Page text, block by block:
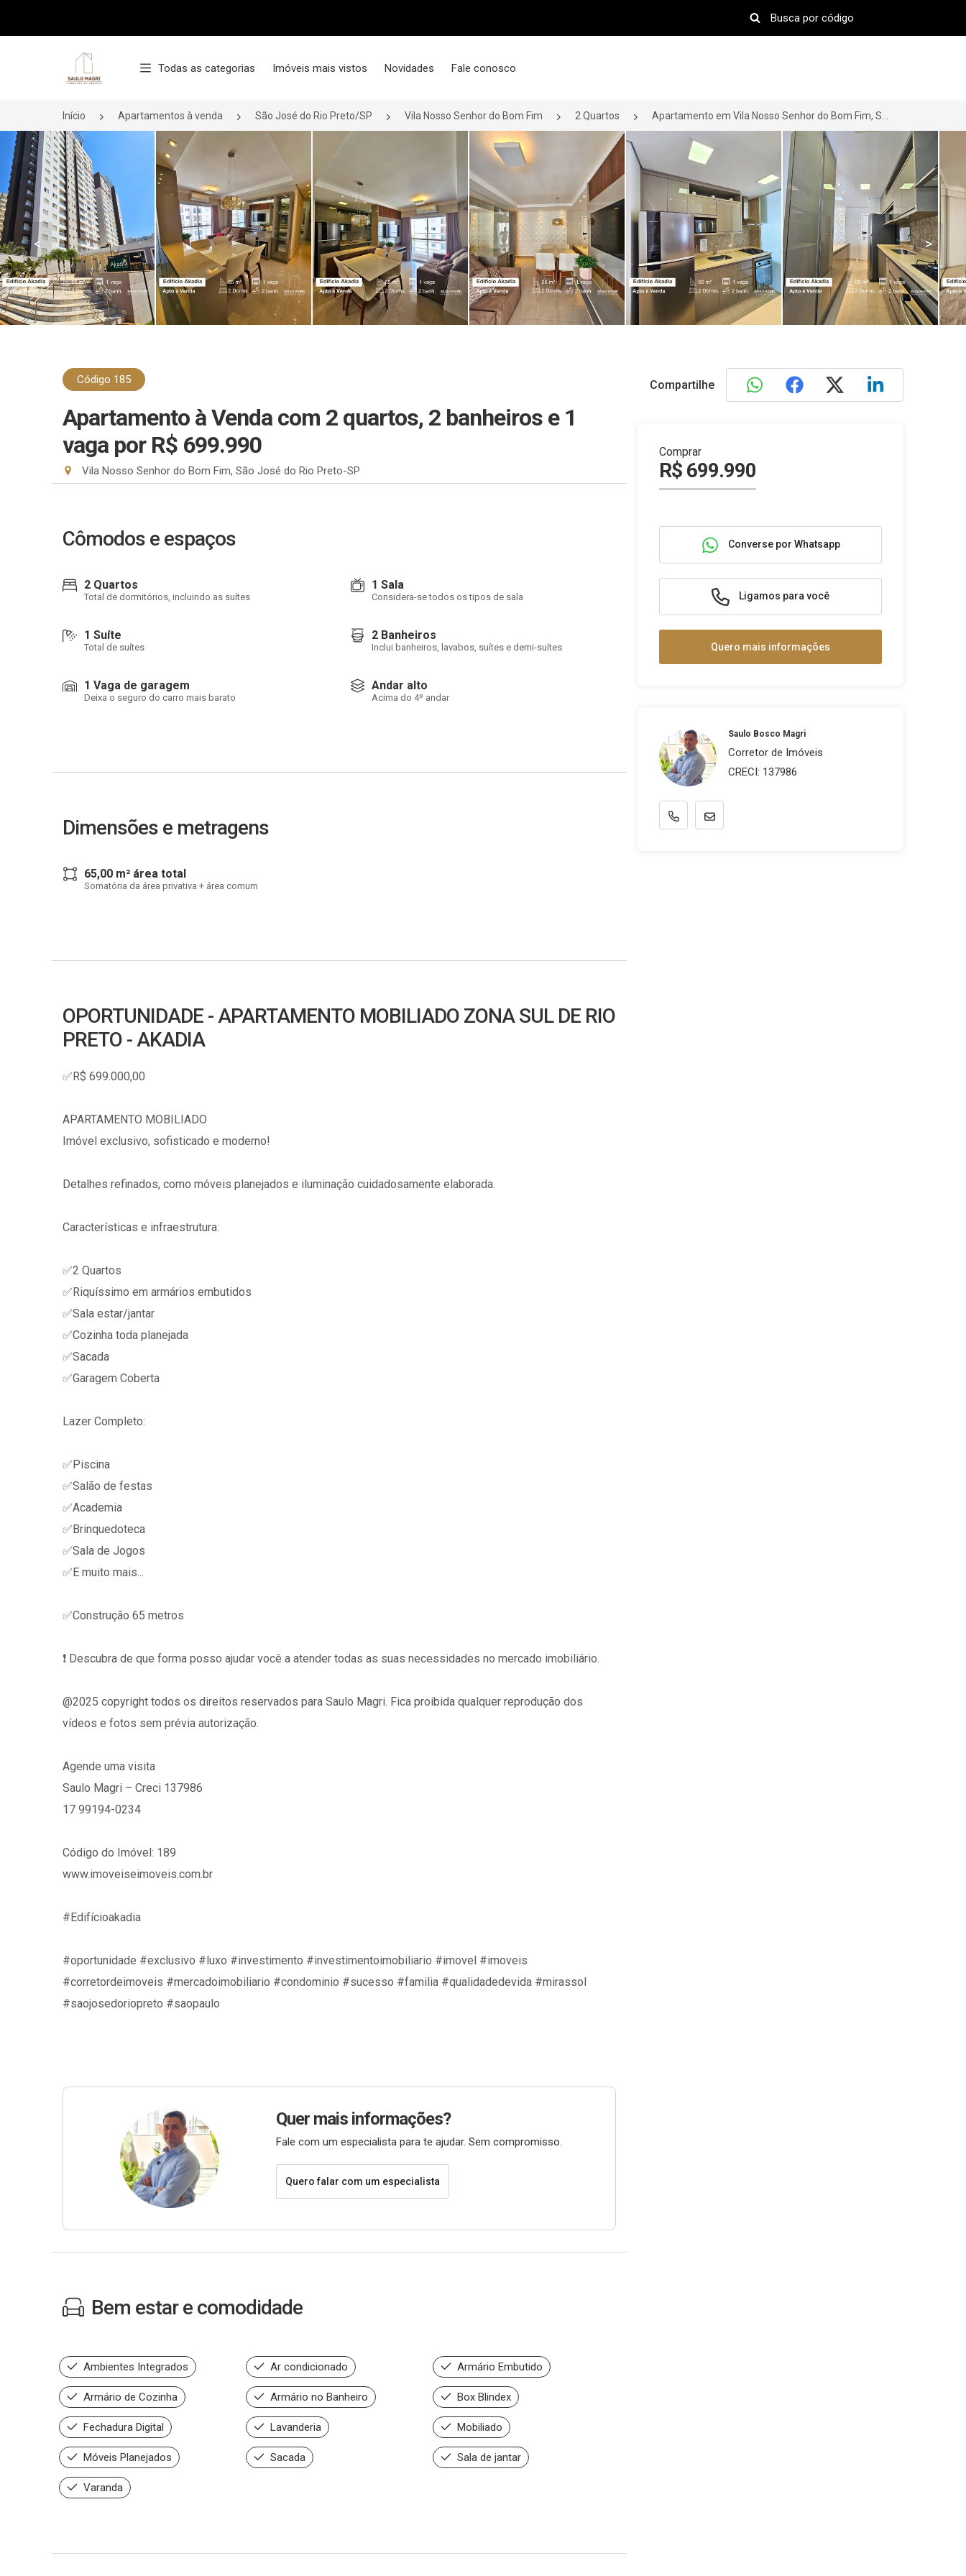
Página inicial
Todas as categorias Imóveis mais vistos Novidades Fale conosco
Início Apartamentos à venda São José do Rio Preto/SP Vila Nosso Senhor do Bom Fim 2 Quartos
< >
Código 185
Apartamento à Venda com 2 quartos, 2 banheiros e 1
vaga por R$ 699.990
Vila Nosso Senhor do Bom Fim, São José do Rio Preto-SP
Cômodos e espaços
2 Quartos
Total de dormitórios, incluindo as suítes
1 Sala
Considera-se todos os tipos de sala
1 Suíte
Total de suítes
2 Banheiros
Inclui banheiros, lavabos, suítes e demi-suítes
1 Vaga de garagem
Deixa o seguro do carro mais barato
Andar alto
Acima do 4º andar
Dimensões e metragens
65,00 m² área total
Somatória da área privativa + área comum
OPORTUNIDADE - APARTAMENTO MOBILIADO ZONA SUL DE RIO
PRETO - AKADIA
✅R$ 699.000,00
APARTAMENTO MOBILIADO
Imóvel exclusivo, sofisticado e moderno!
Detalhes refinados, como móveis planejados e iluminação cuidadosamente elaborada.
Características e infraestrutura:
✅2 Quartos
✅Riquíssimo em armários embutidos
✅Sala estar/jantar
✅Cozinha toda planejada
✅Sacada
✅Garagem Coberta
Lazer Completo:
✅Piscina
✅Salão de festas
✅Academia
✅Brinquedoteca
✅Sala de Jogos
✅E muito mais...
✅Construção 65 metros
❗️ Descubra de que forma posso ajudar você a atender todas as suas necessidades no mercado imobiliário.
@2025 copyright todos os direitos reservados para Saulo Magri. Fica proibida qualquer reprodução dos
vídeos e fotos sem prévia autorização.
Agende uma visita
Saulo Magri – Creci 137986
17 99194-0234
Código do Imóvel: 189
www.imoveiseimoveis.com.br
#Edifícioakadia
#oportunidade #exclusivo #luxo #investimento #investimentoimobiliario #imovel #imoveis
#corretordeimoveis #mercadoimobiliario #condominio #sucesso #familia #qualidadedevida #mirassol
#saojosedoriopreto #saopaulo
Quer mais informações?
Fale com um especialista para te ajudar. Sem compromisso.
Quero falar com um especialista
Bem estar e comodidade
Ambientes Integrados Ar condicionado Armário Embutido
Armário de Cozinha Armário no Banheiro Box Blindex
Fechadura Digital Lavanderia Mobiliado
Móveis Planejados Sacada Sala de jantar
Varanda
Compartilhe
Comprar
R$ 699.990
Converse por Whatsapp
Ligamos para você
Quero mais informações
Saulo Bosco Magri
Corretor de Imóveis
CRECI: 137986